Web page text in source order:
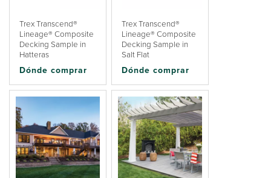
Trex Transcend®
Lineage® Composite
Decking Sample in
Hatteras
Dónde comprar
Trex Transcend®
Lineage® Composite
Decking Sample in
Salt Flat
Dónde comprar